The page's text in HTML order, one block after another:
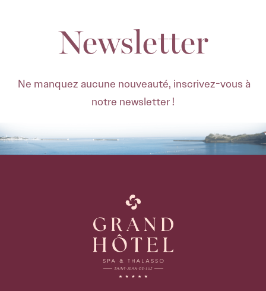
Newsletter
Ne manquez aucune nouveauté, inscrivez-vous à
notre newsletter !